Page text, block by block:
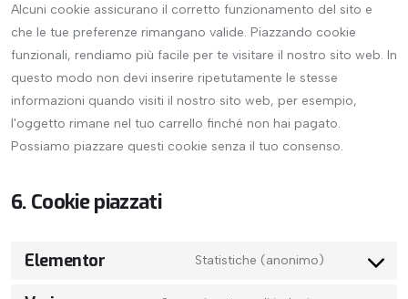
Alcuni cookie assicurano il corretto funzionamento del sito e
che le tue preferenze rimangano valide. Piazzando cookie
funzionali, rendiamo più facile per te visitare il nostro sito web. In
questo modo non devi inserire ripetutamente le stesse
informazioni quando visiti il nostro sito web, per esempio,
l'oggetto rimane nel tuo carrello finché non hai pagato.
Possiamo piazzare questi cookie senza il tuo consenso.
6. Cookie piazzati
Elementor Statistiche (anonimo)